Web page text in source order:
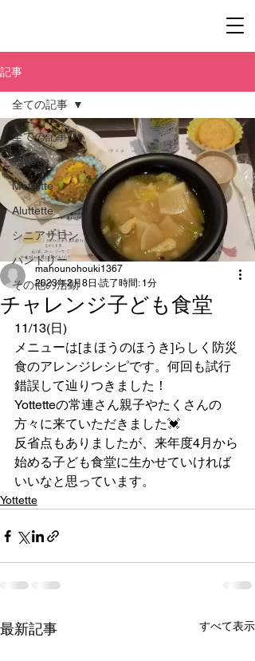
記事
全ての記事
Yottette
Mottette
Aluttette
シニアサロン
パントリー
その他の活動
全ての記事
チャレンジ子ども食堂
mahounohouki1367
2023年2月8日 読了時間: 1分
11/13(日)
メニューは[まほうのほうき]らしく防災
食のアレンジレシピです。何回も試行
錯誤して辿りつきました！
Yottetteの常連さん親子やたくさんの
方々に来ていただきました💓
反省点もありましたが、来年度4月から
始める子ども食堂に生かせていければ
いいなと思っています。
Yottette
最新記事 すべて表示